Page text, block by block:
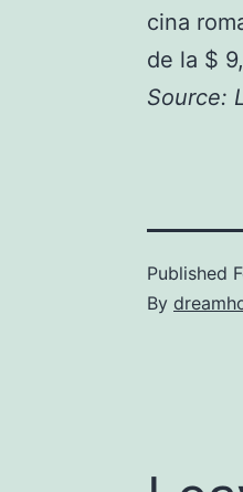
cina
de la $
Source:
Published
By